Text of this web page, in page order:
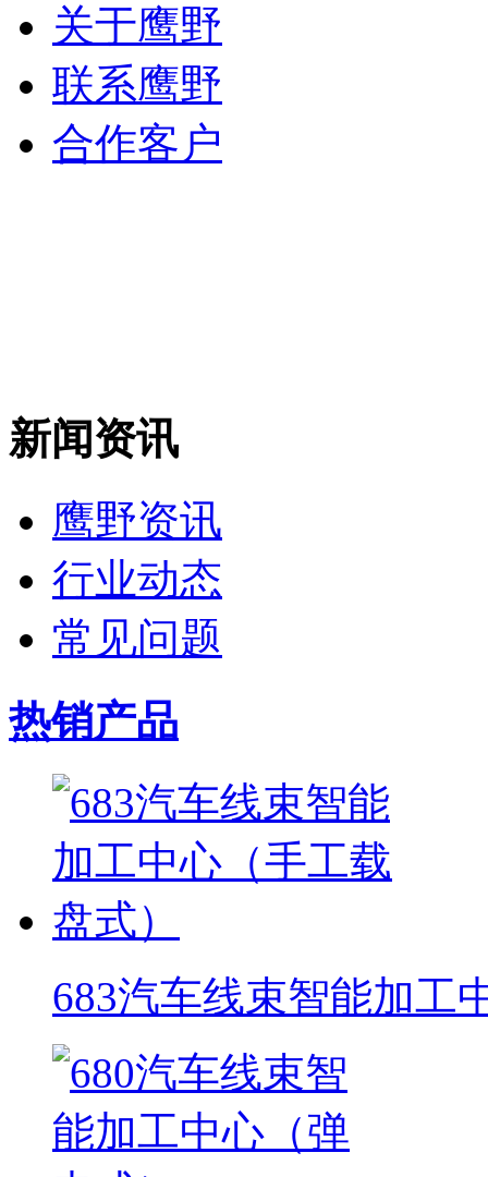
关于鹰野
联系鹰野
合作客户
新闻资讯
鹰野资讯
行业动态
常见问题
热销产品
683汽车线束智能加工